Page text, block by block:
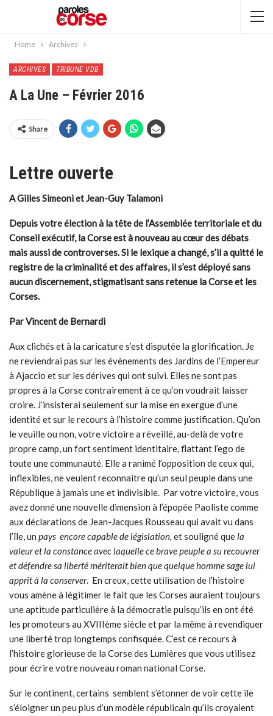
Home Archives
ARCHIVES TRIBUNE VDB
A La Une – Février 2016
Share
Lettre ouverte
A Gilles Simeoni et Jean-Guy Talamoni
Depuis votre élection à la tête de l’Assemblée territoriale et du
Conseil exécutif, la Corse est à nouveau au cœur des débats
mais aussi de controverses. Si le lexique a changé, s’il a quitté le
registre de la criminalité et des affaires, il s’est déployé sans
aucun discernement, stigmatisant sans retenue la Corse et les
Corses.
Par Vincent de Bernardi
Aux clichés et à la caricature s’est disputée la glorification. Je
ne reviendrai pas sur les évènements des Jardins de l’Empereur
à Ajaccio et sur les dérives qui ont suivi. Elles ne sont pas
propres à la Corse contrairement à ce qu’on voudrait laisser
croire. J’insisterai seulement sur la mise en exergue d’une
identité et sur le recours à l’histoire comme justification. Qu’on
le veuille ou non, votre victoire a réveillé, au-delà de votre
propre camp, un fort sentiment identitaire, flattant l’ego de
toute une communauté. Elle a ranimé l’opposition de ceux qui,
inflexibles, ne veulent reconnaitre qu’un seul peuple dans une
République à jamais une et indivisible. Par votre victoire, vous
avez donné une nouvelle dimension à l’épopée Paoliste comme
aux déclarations de Jean-Jacques Rousseau qui avait vu dans
l’île, un pays encore capable de législation, et souligné quela
valeur et la constance avec laquelle ce brave peuple a su recouvrer
et défendre sa libertémériterait bien que quelque homme sage lui
apprît à la conserver. En creux, cette utilisation de l’histoire
vous amène à légitimer le fait que les Corses auraient toujours
une aptitude particulière à la démocratie puisqu’ils en ont été
les promoteurs au XVIIIème siècle et par la même à revendiquer
une liberté trop longtemps confisquée. C’est ce recours à
l’histoire glorieuse de la Corse des Lumières que vous utilisez
pour écrire votre nouveau roman national Corse.
Sur le continent, certains semblent s’étonner de voir cette île
s’éloigner un peu plus d’un modèle républicain qu’ils croyaient